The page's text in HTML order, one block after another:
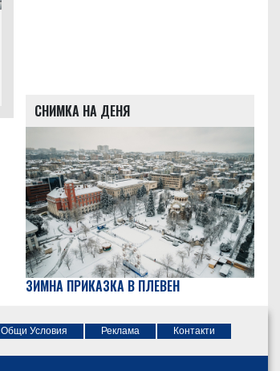
СНИМКА НА ДЕНЯ
ЗИМНА ПРИКАЗКА В ПЛЕВЕН
Общи Условия Реклама Контакти